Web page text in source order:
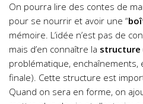
On pourra lire des contes de
pour se nourrir et avoir une “
mémoire. L’idée n’est pas de
mais d’en connaître la structure
problématique, enchaînements,
finale). Cette structure est
Quand on sera en forme, on